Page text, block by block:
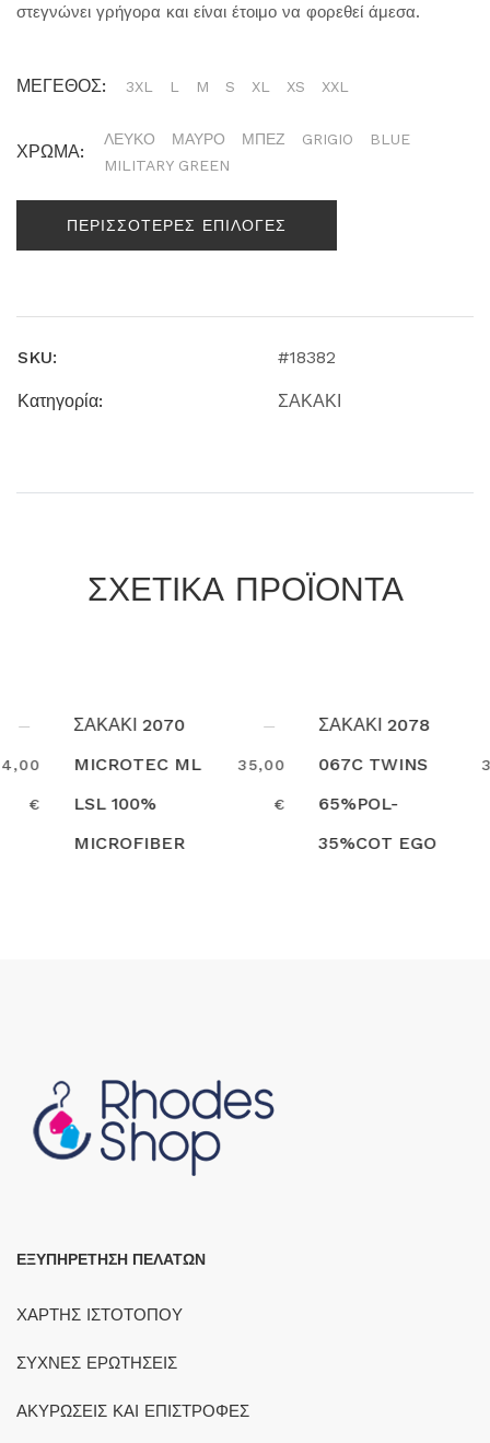
στεγνώνει γρήγορα και είναι έτοιμο να φορεθεί άμεσα.
ΜΕΓΕΘΟΣ: 3XL L M S XL XS XXL
ΧΡΩΜΑ:
ΛΕΥΚΟ ΜΑΥΡΟ ΜΠΕΖ GRIGIO
BLUE
MILITARY GREEN
ΠΕΡΙΣΣΟΤΕΡΕΣ ΕΠΙΛΟΓΕΣ
SKU: #18382
Κατηγορία: ΣΑΚΑΚΙ
ΣΧΕΤΙΚΑ ΠΡΟΪΟΝΤΑ
ΣΑΚΑΚΙ 2070
MICROTEC ML
LSL 100%
MICROFIBER
35,00
Search
ΣΑΚΑΚΙ 2078
067C TWINS
65%POL-
35%COT EGO
34,50
Search
ΕΞΥΠΗΡΕΤΗΣΗ ΠΕΛΑΤΩΝ
ΧΑΡΤΗΣ ΙΣΤΟΤΟΠΟΥ
ΣΥΧΝΕΣ ΕΡΩΤΗΣΕΙΣ
ΑΚΥΡΩΣΕΙΣ ΚΑΙ ΕΠΙΣΤΡΟΦΕΣ